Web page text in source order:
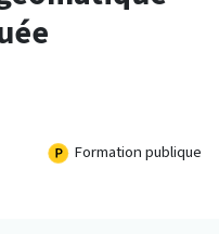
Formation publique